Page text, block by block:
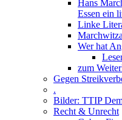
Hans
Essen ein
Linke
Wer hat
zum
Gegen
.
Bilder: TTIP
Recht & Unrecht